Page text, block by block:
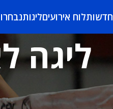
חדשותלוח אירועיםליגות
ליגה